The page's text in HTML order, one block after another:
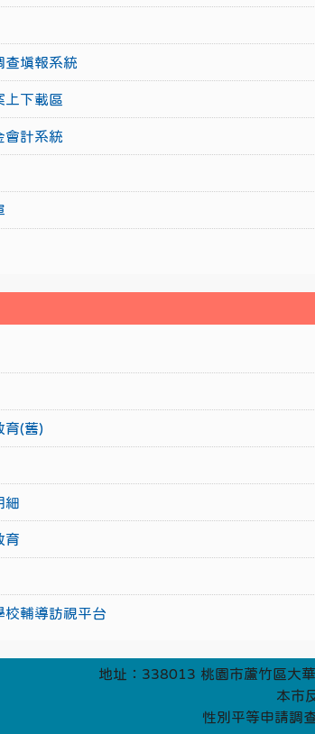
查填報系統
上下載區
會計系統
育(舊)
細
育
校輔導訪視平台
地址：338013 桃園市蘆竹區大
本市
性別平等申請調